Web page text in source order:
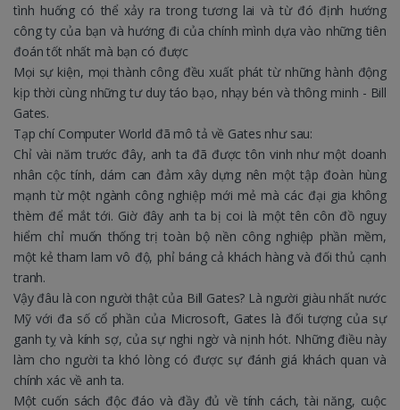
tình huống có thể xảy ra trong tương lai và từ đó định hướng
công ty của bạn và hướng đi của chính mình dựa vào những tiên
đoán tốt nhất mà bạn có được
Mọi sự kiện, mọi thành công đều xuất phát từ những hành động
kịp thời cùng những tư duy táo bạo, nhạy bén và thông minh - Bill
Gates.
Tạp chí Computer World đã mô tả về Gates như sau:
Chỉ vài năm trước đây, anh ta đã được tôn vinh như một doanh
nhân cộc tính, dám can đảm xây dựng nên một tập đoàn hùng
mạnh từ một ngành công nghiệp mới mẻ mà các đại gia không
thèm để mắt tới. Giờ đây anh ta bị coi là một tên côn đồ nguy
hiểm chỉ muốn thống trị toàn bộ nền công nghiệp phần mềm,
một kẻ tham lam vô độ, phỉ báng cả khách hàng và đối thủ cạnh
tranh.
Vậy đâu là con người thật của Bill Gates? Là người giàu nhất nước
Mỹ với đa số cổ phần của Microsoft, Gates là đối tượng của sự
ganh tỵ và kính sợ, của sự nghi ngờ và nịnh hót. Những điều này
làm cho người ta khó lòng có được sự đánh giá khách quan và
chính xác về anh ta.
Một cuốn sách độc đáo và đầy đủ về tính cách, tài năng, cuộc